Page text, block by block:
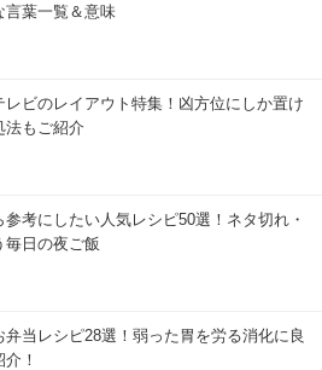
言葉一覧＆意味
レビのレイアウト特集！凶方位にしか置け
法もご紹介
参考にしたい人気レシピ50選！ネタ切れ・
毎日の夜ご飯
弁当レシピ28選！弱った胃を労る消化に良
！